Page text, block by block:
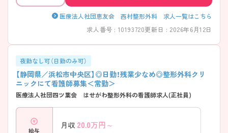
医療法人社団恵友会 西村整形外科 求人一覧はこちら
求人番号 : 10193720更新日 : 2026年6月12日
夜勤なし可（日勤のみ可）
【静岡県／浜松市中央区】◎日勤！残業少なめ◎整形外科クリ
ニックにて看護師募集＜常勤＞
医療法人社団四ツ葉会 はせがわ整形外科の看護師求人(正社員)
給与
月収 20.0万円～